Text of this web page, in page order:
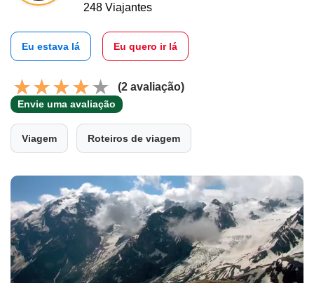
248 Viajantes
Eu estava lá Eu quero ir lá
(2 avaliação)
Envie uma avaliação
Viagem Roteiros de viagem